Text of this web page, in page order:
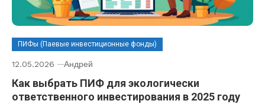
ПИФы (Паевые инвестиционные фонды)
12.05.2026 Андрей
Как выбрать ПИФ для экологически
ответственного инвестирования в 2025 году